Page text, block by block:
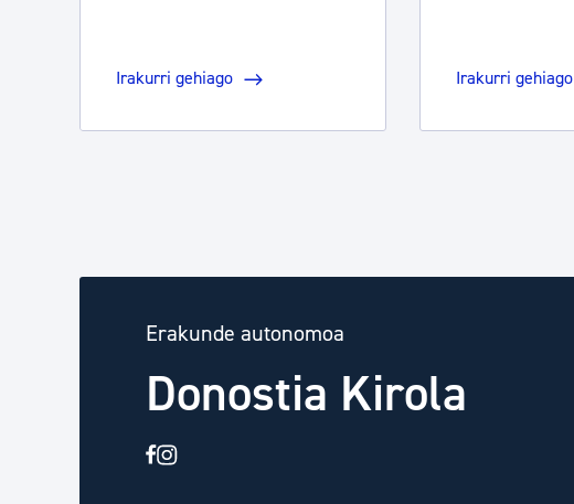
Irakurri gehiago Irakurri gehiago
Erakunde autonomoa
Donostia Kirola